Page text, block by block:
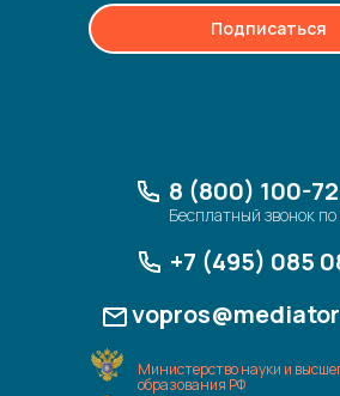
Подписаться
8 (800) 100-
Бесплатный звонок
+7 (495) 085
Министерство науки и
образования РФ